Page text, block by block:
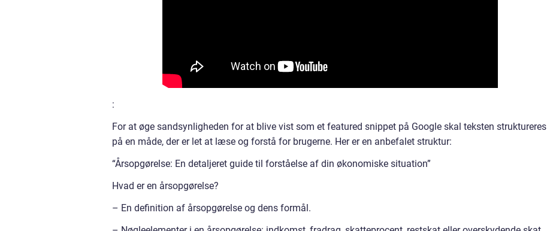
:
For at øge sandsynligheden for at blive vist som et featured snippet på Google skal teksten struktureres
på en måde, der er let at læse og forstå for brugerne. Her er en anbefalet struktur:
“Årsopgørelse: En detaljeret guide til forståelse af din økonomiske situation”
Hvad er en årsopgørelse?
– En definition af årsopgørelse og dens formål.